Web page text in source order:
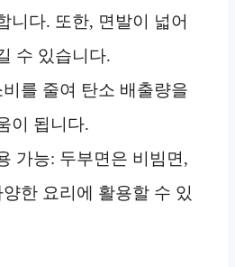
니다. 또한, 면발이 넓어
수 있습니다.
를 줄여 탄소 배출량을
이 됩니다.
가능: 두부면은 비빔면,
한 요리에 활용할 수 있